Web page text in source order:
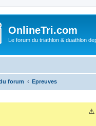
OnlineTri.com
Le forum du triathlon & duathlon
forum Epreuves
⚠️